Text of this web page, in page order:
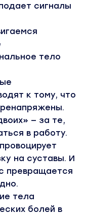
сигналы
тело
к тому, что
— за те,
в работу.
на суставы. И
превращается
тела
болей в